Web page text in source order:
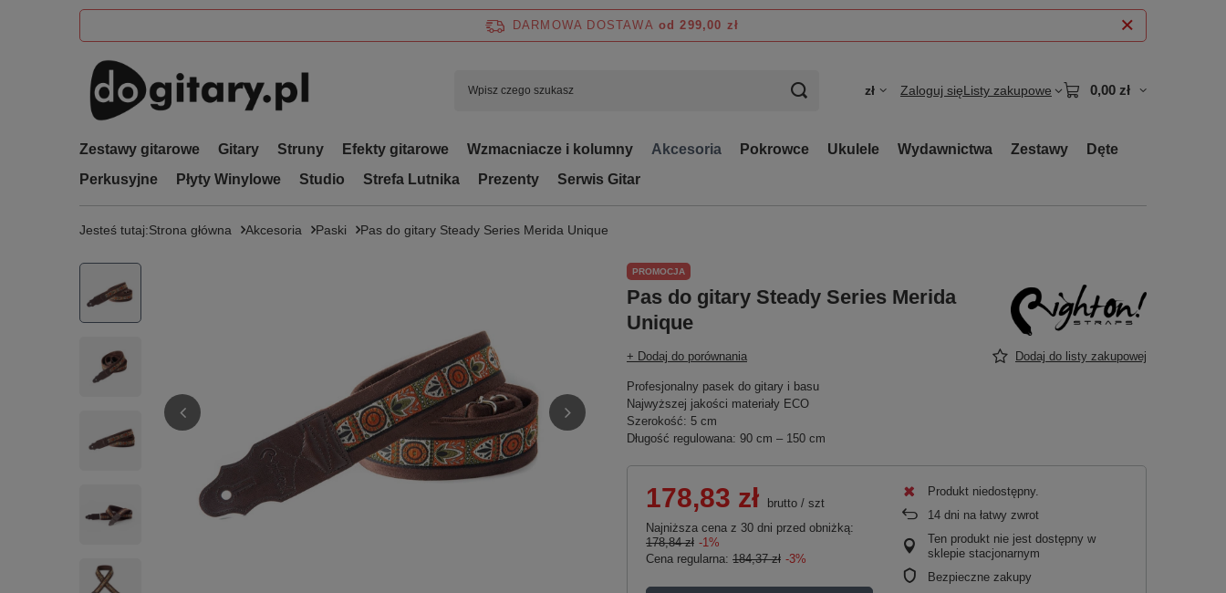
DARMOWA DOSTAWA od 299,00 zł
zł Zaloguj sięListy zakupowe 0,00 zł
Zestawy gitarowe Gitary Struny Efekty gitarowe Wzmacniacze i kolumny Akcesoria Pokrowce Ukulele Wydawnictwa Zestawy
Dęte
Perkusyjne
Płyty Winylowe Studio Strefa Lutnika Prezenty Serwis Gitar
Jesteś tutaj:Strona główna Akcesoria Paski Pas do gitary Steady Series Merida Unique
PROMOCJA
Pas do gitary Steady Series Merida
Unique
+ Dodaj do porównania Dodaj do listy zakupowej
Profesjonalny pasek do gitary i basu
Najwyższej jakości materiały ECO
Szerokość: 5 cm
Długość regulowana: 90 cm – 150 cm
178,83 zł brutto / szt
Najniższa cena z 30 dni przed obniżką:
178,84 zł -1%
Cena regularna: 184,37 zł -3%
Produkt niedostępny
14 dni na łatwy zwrot
Ten produkt nie jest dostępny w
sklepie stacjonarnym
Bezpieczne zakupy